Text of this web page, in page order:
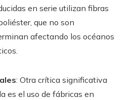
en serie utilizan fibras
que no son
afectando los océanos
: Otra crítica significativa
es el uso de fábricas en